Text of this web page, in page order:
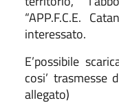
“APP.F.C.E.
interessato.
E’possibile
cosi’ trasmesse
allegato)